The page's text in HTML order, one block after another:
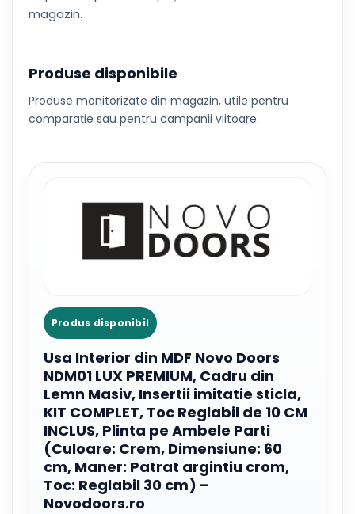
magazin.
Produse disponibile
Produse monitorizate din magazin, utile pentru
comparație sau pentru campanii viitoare.
Produs disponibil
Usa Interior din MDF Novo Doors
NDM01 LUX PREMIUM, Cadru din
Lemn Masiv, Insertii imitatie sticla,
KIT COMPLET, Toc Reglabil de 10 CM
INCLUS, Plinta pe Ambele Parti
(Culoare: Crem, Dimensiune: 60
cm, Maner: Patrat argintiu crom,
Toc: Reglabil 30 cm) –
Novodoors.ro